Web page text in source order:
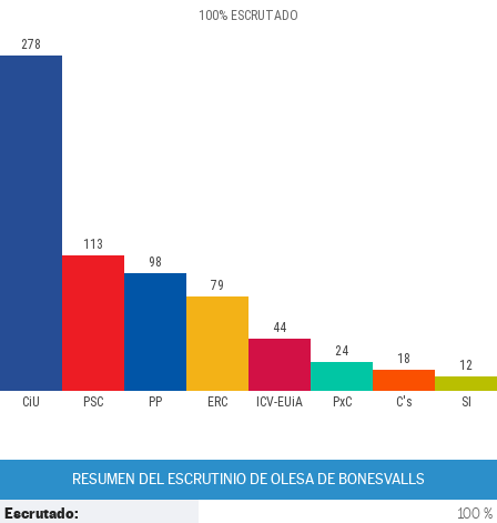
100% ESCRUTADO
CiU PSC PP ERC ICV-EUiA PxC C's SI
278
113
98
79
44
24
18 12
RESUMEN DEL ESCRUTINIO DE OLESA DE BONESVALLS
Escrutado: 100 %